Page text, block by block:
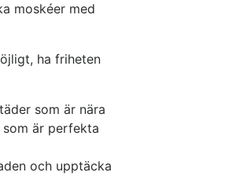
moskéer med
ha friheten
som är nära
är perfekta
och upptäcka